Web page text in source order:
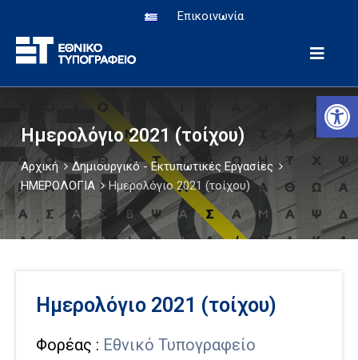
Επικοινωνία
Αρχική
Υπηρεσία
Εφημερίδα
Ιστορία-
Μουσείο
Δημιουργικό
Ημερολόγιο 2021 (τοίχου)
Αρχική
Δημιουργικό - Εκτυπωτικές Εργασίες
ΗΜΕΡΟΛΟΓΙΑ
Ημερολόγιο 2021 (τοίχου)
Ημερολόγιο 2021 (τοίχου)
Φορέας : Εθνικό Τυπογραφείο